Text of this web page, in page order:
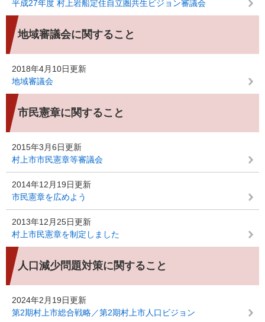
平成27年度 村上岩船定住自立圏共生ビジョン審議会
地域審議会に関すること
2018年4月10日更新
地域審議会
市民憲章に関すること
2015年3月6日更新
村上市市民憲章等審議会
2014年12月19日更新
市民憲章を広めよう
2013年12月25日更新
村上市民憲章を制定しました
人口減少問題対策に関すること
2024年2月19日更新
第2期村上市総合戦略／第2期村上市人口ビジョン